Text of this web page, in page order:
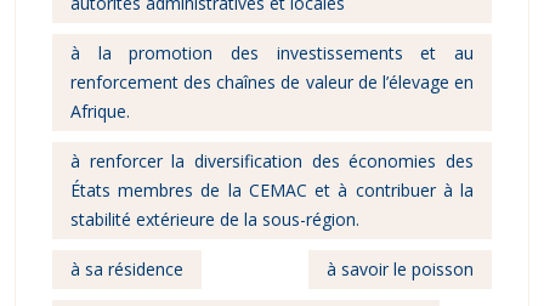
à la promotion des investissements et au
renforcement des chaînes de valeur de l’élevage en
Afrique.
à renforcer la diversification des économies des
États membres de la CEMAC et à contribuer à la
stabilité extérieure de la sous-région.
à sa résidence à savoir le poisson